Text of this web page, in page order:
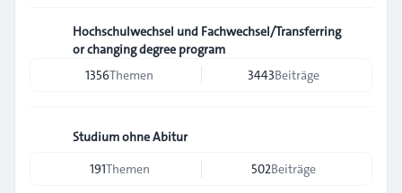
Hochschulwechsel und Fachwechsel/Transferring
or changing degree program
1356Themen 3443Beiträge
Studium ohne Abitur
191Themen 502Beiträge